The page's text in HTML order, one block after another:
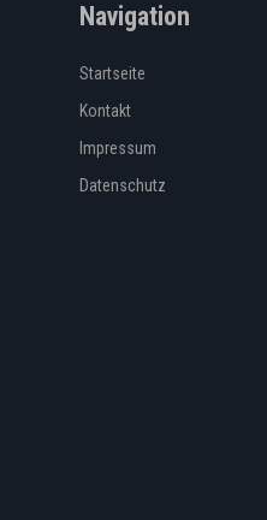
Navigation
Startseite
Kontakt
Impressum
Datenschutz